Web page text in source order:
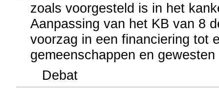
zoals voorgesteld is in het
Aanpassing van het KB van 8
voorzag in een financiering tot
gemeenschappen en gewesten
Debat